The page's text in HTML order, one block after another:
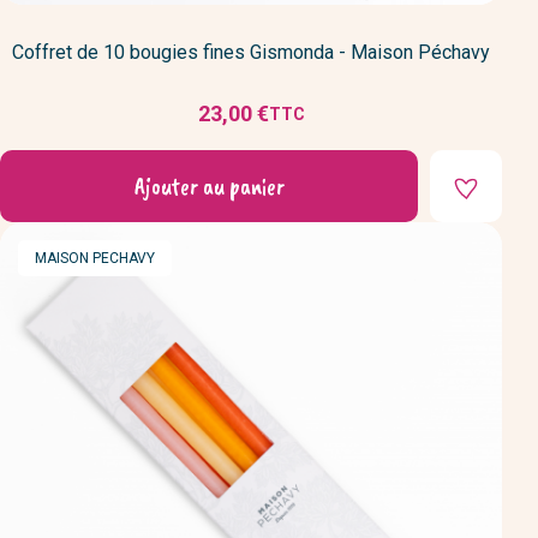
Coffret de 10 bougies fines Gismonda - Maison Péchavy
Prix
23,00 €TTC
Ajouter au panier
MARQUE
MAISON PECHAVY